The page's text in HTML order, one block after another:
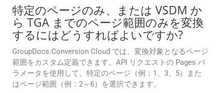
特定のページのみ、または VSDM か
ら TGA までのページ範囲のみを変換
するにはどうすればよいですか?
GroupDocs.Conversion Cloud では、変換対象となるページ
範囲をカスタム定義できます。API リクエストの Pages パ
ラメータを使用して、特定のページ（例：1、3、5）また
はページ範囲（例：2～6）を選択できます。